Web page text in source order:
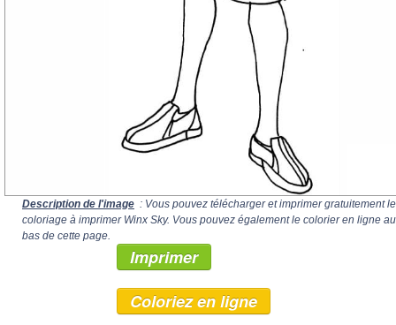
Description de l'image : Vous pouvez télécharger et imprimer gratuitement le
coloriage à imprimer Winx Sky. Vous pouvez également le colorier en ligne au
bas de cette page.
Imprimer
Coloriez en ligne